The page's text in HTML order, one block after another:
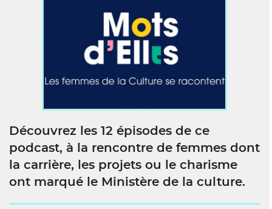
Découvrez les 12 épisodes de ce
podcast, à la rencontre de femmes dont
la carrière, les projets ou le charisme
ont marqué le Ministère de la culture.